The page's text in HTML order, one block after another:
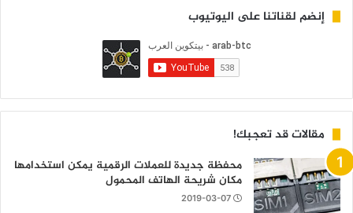
إنضم لقناتنا على اليوتيوب
مقالات قد تعجبك!
محفظة جديدة للعملات الرقمية يمكن استخدامها
مكان شريحة الهاتف المحمول
2019-03-07